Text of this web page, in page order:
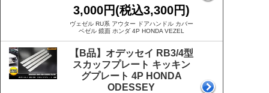
3,000円(税込3,300円)
ヴェゼル RU系 アウター ドアハンドル カバー
ベゼル 鏡面 ホンダ 4P HONDA VEZEL
【B品】オデッセイ RB3/4型
スカッフプレート キッキン
グプレート 4P HONDA
ODESSEY